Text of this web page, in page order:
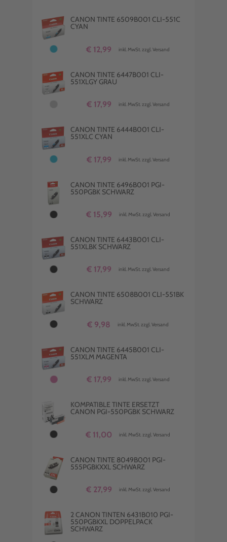
CANON TINTE 6509B001 CLI-551C
CYAN
€ 12,99 inkl. MwSt. zzgl. Versand
CANON TINTE 6447B001 CLI-
551XLGY GRAU
€ 17,99 inkl. MwSt. zzgl. Versand
CANON TINTE 6444B001 CLI-
551XLC CYAN
€ 17,99 inkl. MwSt. zzgl. Versand
CANON TINTE 6496B001 PGI-
550PGBK SCHWARZ
€ 15,99 inkl. MwSt. zzgl. Versand
CANON TINTE 6443B001 CLI-
551XLBK SCHWARZ
€ 17,99 inkl. MwSt. zzgl. Versand
CANON TINTE 6508B001 CLI-551BK
SCHWARZ
€ 9,98 inkl. MwSt. zzgl. Versand
CANON TINTE 6445B001 CLI-
551XLM MAGENTA
€ 17,99 inkl. MwSt. zzgl. Versand
KOMPATIBLE TINTE ERSETZT
CANON PGI-550PGBK SCHWARZ
€ 11,00 inkl. MwSt. zzgl. Versand
CANON TINTE 8049B001 PGI-
555PGBKXXL SCHWARZ
€ 27,99 inkl. MwSt. zzgl. Versand
2 CANON TINTEN 6431B010 PGI-
550PGBKXL DOPPELPACK
SCHWARZ